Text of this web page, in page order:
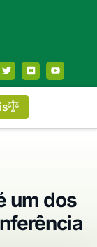
um dos